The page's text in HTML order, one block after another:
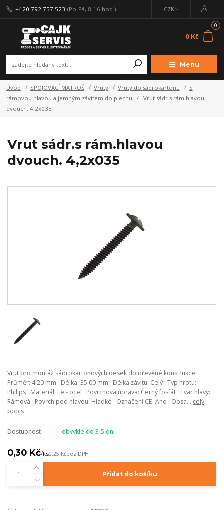
Menu
CZK
+420 792 757 523 (Po-Pá, 8-16 hod.)
0
0 Kč
Úvod SPOJOVACÍ MATROŠ Vruty Vruty do sádrokartonu
S
rámovou hlavou a jemným závitem do plechu
Vrut sádr.s rám.hlavou
dvouch. 4,2x035
Vrut sádr.s rám.hlavou
dvouch. 4,2x035
Vrut pro montáž sádrokartonových desek do dřevěné konstrukce.
Průměr: 4.20 mm Délka: 35.00 mm Délka závitu: Celý Typ hrotu:
Philips Materiál: Fe - ocel Povrchová úprava: Černý fosfát Tvar hlavy:
Rámová Povrch pod hlavou: Hladké Označení CE: Ano Obsa... celý
popis
Dostupnost obvykle do 3-5 dní
0,30 Kč/ks0,25 Kčbez DPH
Přidat do košíku